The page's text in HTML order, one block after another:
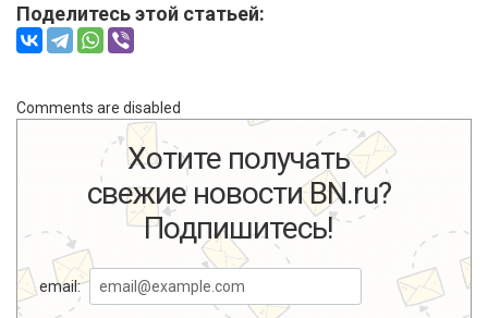
Поделитесь этой статьей:
Comments are disabled
Хотите получать
свежие новости BN.ru?
Подпишитесь!
email: